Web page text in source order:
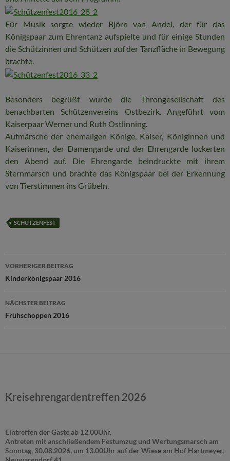
Für Musik sorgte wieder Björn van Andel, der für das
Königspaar zum Ehrentanz aufspielte und für einige Stunden
die Schützinnen und Schützen auf der Tanzfläche in Bewegung
brachte.
Besonders begrüßt wurde die Throngesellschaft des
benachbarten Schützenvereins Ostbezirk. Angeführt vom
Kaiserpaar Werner und Ruth Ostlinning.
Aufmärsche der ehemaligen Könige, Kaiser, Königinnen und
Kaiserinnen, der Damengarde und der Ehrengarde lockerten
den Abend auf. Die Ehrengarde beindruckte mit ihrem
Sternmarsch und brachte das Königspaar bei der Erkennung
von Tierstimmen ins Grübeln.
SCHÜTZENFEST
Beitragsnavigation
VORHERIGER BEITRAG
Kinderkönigspaar 2016
NÄCHSTER BEITRAG
Frühschoppen 2016
Kreisehrengardentreffen 2026
Eintreffen der Gäste ab 12.00Uhr.
Antreten mit anschließendem Festumzug und Wertungsmarsch am
Sonntag, 30.08.2026, um 13.00Uhr auf der Wiese am Hof Hartmeyer,